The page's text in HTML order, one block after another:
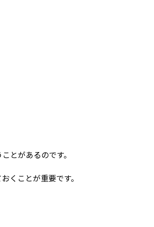
とがあるのです。
くことが重要です。